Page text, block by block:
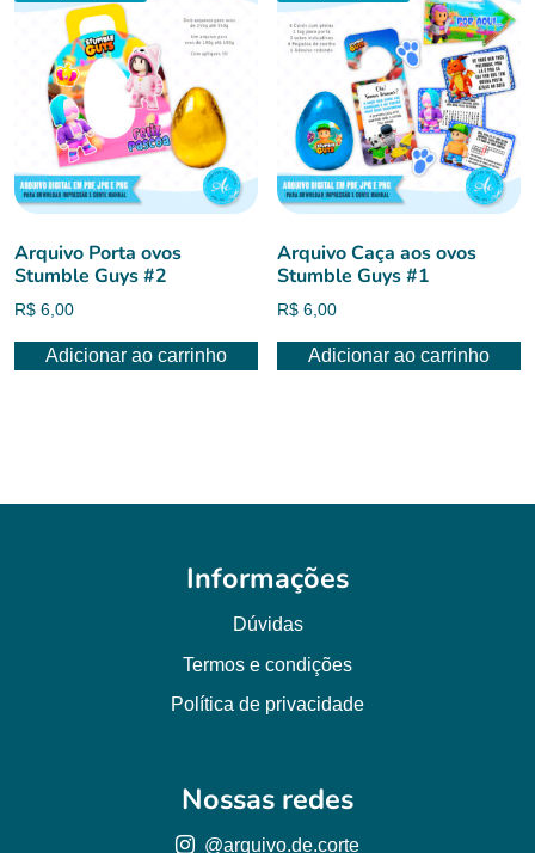
Arquivo Porta ovos
Stumble Guys #2
R$ 6,00
Adicionar ao carrinho
Arquivo Caça aos ovos
Stumble Guys #1
R$ 6,00
Adicionar ao carrinho
Informações
Dúvidas
Termos e condições
Política de privacidade
Nossas redes
@arquivo.de.corte